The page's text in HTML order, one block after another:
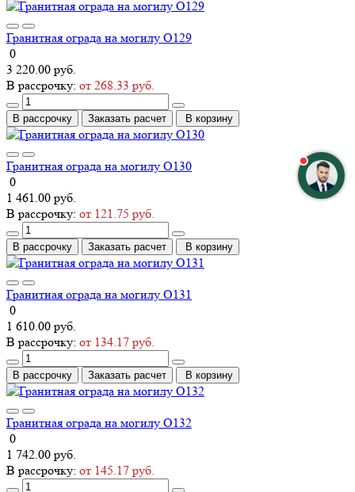
Гранитная ограда на могилу О129
0
3 220.00 руб.
В рассрочку: от 268.33 руб.
В рассрочку Заказать расчет В корзину
Гранитная ограда на могилу О130
0
1 461.00 руб.
В рассрочку: от 121.75 руб.
В рассрочку Заказать расчет В корзину
Гранитная ограда на могилу О131
0
1 610.00 руб.
В рассрочку: от 134.17 руб.
В рассрочку Заказать расчет В корзину
Гранитная ограда на могилу О132
0
1 742.00 руб.
В рассрочку: от 145.17 руб.